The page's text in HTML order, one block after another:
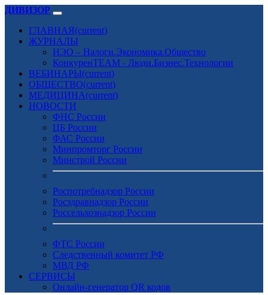
ДИВИЗОР
ГЛАВНАЯ(current)
ЖУРНАЛЫ
НЭО – Налоги.Экономика.Общество
КонкуренTEAM - Люди.Бизнес.Технологии
ВЕБИНАРЫ(current)
ОБЩЕСТВО(current)
МЕДИЦИНА(current)
НОВОСТИ
ФНС России
ЦБ России
ФАС России
Минпромторг России
Минстрой России
Роспотребнадзор России
Росздравнадзор России
Россельхознадзор России
ФТС России
Следственный комитет РФ
МВД РФ
СЕРВИСЫ
Онлайн-генератор QR кодов